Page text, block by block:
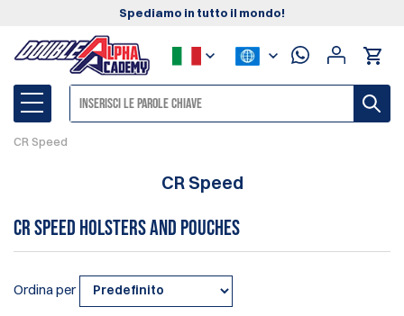
Spediamo in tutto il mondo!
CR Speed
CR Speed
CR Speed Holsters and Pouches
Ordina per